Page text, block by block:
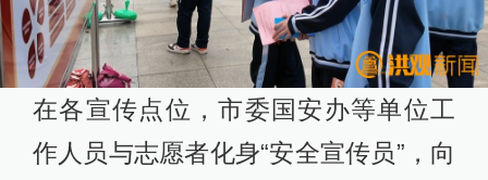
在各宣传点位，市委国安办等单位工
作人员与志愿者化身“安全宣传员”，向